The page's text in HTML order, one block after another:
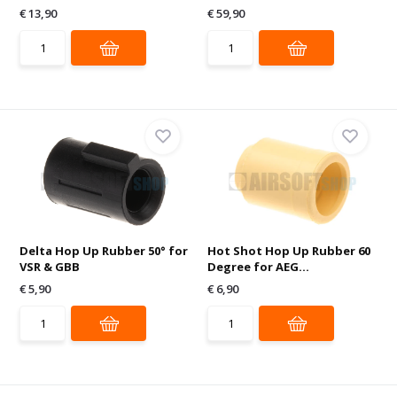
€ 13,90
€ 59,90
Delta Hop Up Rubber 50° for
VSR & GBB
€ 5,90
Hot Shot Hop Up Rubber 60
Degree for AEG...
€ 6,90